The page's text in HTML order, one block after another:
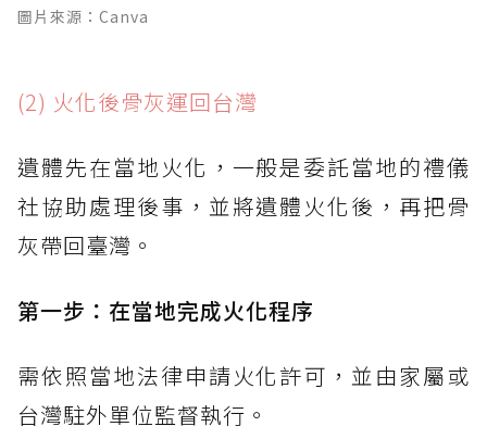
圖片來源：Canva
(2) 火化後骨灰運回台灣
遺體先在當地火化，一般是委託當地的禮儀
社協助處理後事，並將遺體火化後，再把骨
灰帶回臺灣。
第一步：在當地完成火化程序
需依照當地法律申請火化許可，並由家屬或
台灣駐外單位監督執行。